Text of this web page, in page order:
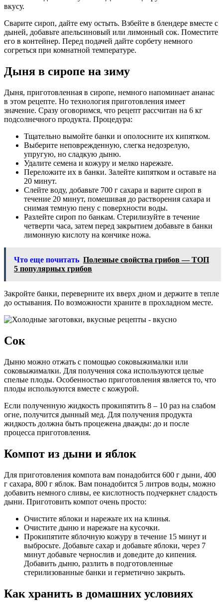
вкусу.
Сварите сироп, дайте ему остыть. Взбейте в блендере вместе с
дыней, добавьте апельсиновый или лимонный сок. Поместите
его в контейнер. Перед подачей дайте сорбету немного
согреться при комнатной температуре.
Дыня в сиропе на зиму
Дыня, приготовленная в сиропе, немного напоминает ананас
в этом рецепте. Но технология приготовления имеет
значение. Сразу оговоримся, что рецепт рассчитан на 6 кг
подсолнечного продукта. Процедура:
Тщательно вымойте банки и ополосните их кипятком.
Выберите неповрежденную, слегка недозрелую,
упругую, но сладкую дыню.
Удалите семена и кожуру и мелко нарежьте.
Переложите их в банки. Залейте кипятком и оставьте на
20 минут.
Слейте воду, добавьте 700 г сахара и варите сироп в
течение 20 минут, помешивая до растворения сахара и
снимая темную пену с поверхности воды.
Разлейте сироп по банкам. Стерилизуйте в течение
четверти часа, затем перед закрытием добавьте в банки
лимонную кислоту на кончике ножа.
Что еще почитать Полезные свойства грибов — ТОП
5 популярных грибов
Закройте банки, переверните их вверх дном и держите в тепле
до остывания. По возможности храните в прохладном месте.
Сок
Дыню можно отжать с помощью соковыжималки или
соковыжималки. Для получения сока используются целые
спелые плоды. Особенностью приготовления является то, что
плоды используются вместе с кожурой.
Если полученную жидкость прокипятить 8 – 10 раз на слабом
огне, получится дынный мед. Для получения продукта
жидкость должна быть процежена дважды: до и после
процесса приготовления.
Компот из дыни и яблок
Для приготовления компота вам понадобится 600 г дыни, 400
г сахара, 800 г яблок. Вам понадобится 5 литров воды, можно
добавить немного сливы, ее кислотность подчеркнет сладость
дыни. Приготовить компот очень просто:
Очистите яблоки и нарежьте их на клинья.
Очистите дыню и нарежьте на кусочки.
Прокипятите яблочную кожуру в течение 15 минут и
выбросьте. Добавьте сахар и добавьте яблоки, через 7
минут добавьте чернослив и доведите до кипения.
Добавить дыню, разлить в подготовленные
стерилизованные банки и герметично закрыть.
Как хранить в домашних условиях